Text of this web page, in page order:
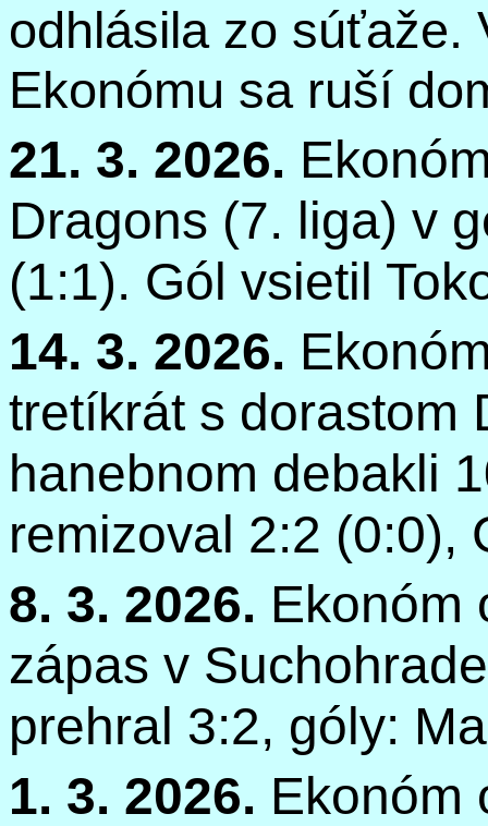
odhlásila zo súťaže.
Ekonómu sa ruší
21. 3. 2026.
Dragons (7. liga) v
(1:1). Gól vsietil
14. 3. 2026.
tretíkrát s dorastom
hanebnom debakli
remizoval 2:2 (0:0),
8. 3. 2026. Ekonóm
zápas v
prehral 3:2, góly:
1. 3. 2026. Ekonóm